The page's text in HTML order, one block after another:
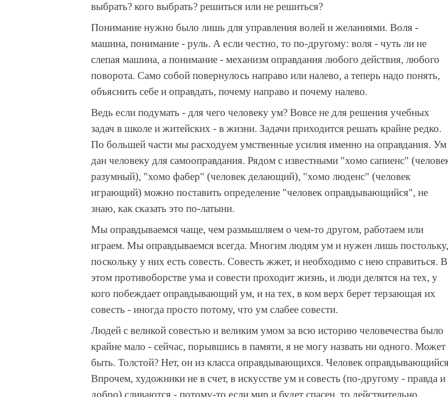
выбрать? кого выбрать? решиться или не решиться?
Понимание нужно было лишь для управления волей и желаниями. Воля -
машина, понимание - руль. А если честно, то по-другому: воля - чуть ли не
слепая машина, а понимание - механизм оправдания любого действия, любого
поворота. Само собой повернулось направо или налево, а теперь надо понять,
объяснить себе и оправдать, почему направо и почему налево.
Ведь если подумать - для чего человеку ум? Вовсе не для решения учебных
задач в школе и житейских - в жизни. Задачи приходится решать крайне редко.
По большей части мы расходуем умственные усилия именно на оправдания. Ум
дан человеку для самооправдания. Рядом с известными "хомо сапиенс"
разумный), "хомо фабер" (человек делающий), "хомо люденс" (человек
играющий) можно поставить определение "человек оправдывающийся", не
знаю, как сказать это по-латыни.
Мы оправдываемся чаще, чем размышляем о чем-то другом, работаем или
играем. Мы оправдываемся всегда. Многим людям ум и нужен лишь постольку,
поскольку у них есть совесть. Совесть жжет, и необходимо с нею справиться. В
этом противоборстве ума и совести проходит жизнь, и люди делятся на тех, у
кого побеждает оправдывающий ум, и на тех, в ком верх берет терзающая их
совесть - иногда просто потому, что ум слабее совести.
Людей с великой совестью и великим умом за всю историю человечества было
крайне мало - сейчас, порывшись в памяти, я не могу назвать ни одного. Может
быть. Толстой? Нет, он из класса оправдывающихся. Человек
Впрочем, художники не в счет, в искусстве ум и совесть (по-другому - правда и
добро) сливаются - потому-то если мир и будет спасен, то действительно